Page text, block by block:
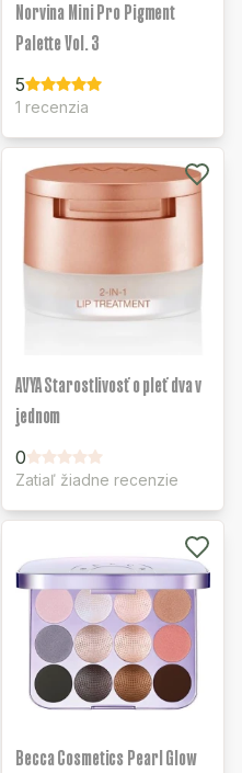
Norvina Mini Pro Pigment
Palette Vol. 3
5
1 recenzia
AVYA Starostlivosť o pleť dva v
jednom
0
Zatiaľ žiadne recenzie
Becca Cosmetics Pearl Glow